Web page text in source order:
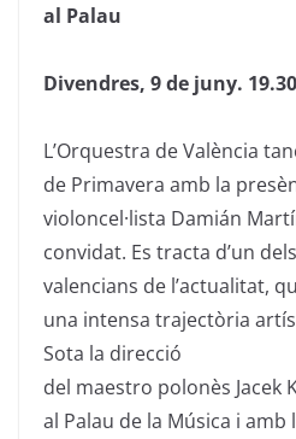
al Palau
Divendres, 9 de juny.
L’Orquestra de València
de Primavera amb la
violoncel·lista Damián
convidat. Es tracta d’un
valencians de l’actualitat,
una intensa trajectòria
Sota la direcció
del maestro polonès Jacek
al Palau de la Música i